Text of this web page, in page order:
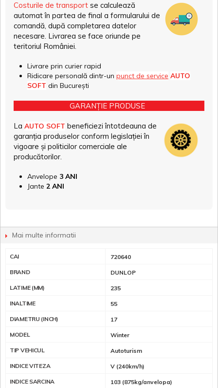
Costurile de transport se calculează
automat în partea de final a formularului de
comandă, după completarea datelor
necesare. Livrarea se face oriunde pe
teritoriul României.
Livrare prin curier rapid
Ridicare personală dintr-un punct de service AUTO
SOFT din București
GARANȚIE PRODUSE
La AUTO SOFT beneficiezi întotdeauna de
garanția produselor conform legislației în
vigoare și politicilor comerciale ale
producătorilor.
Anvelope 3 ANI
Jante 2 ANI
Mai multe informatii
CAI 720640
BRAND DUNLOP
LATIME (MM) 235
INALTIME 55
DIAMETRU (INCH) 17
MODEL Winter
TIP VEHICUL Autoturism
INDICE VITEZA V (240km/h)
INDICE SARCINA 103 (875kg/anvelopa)